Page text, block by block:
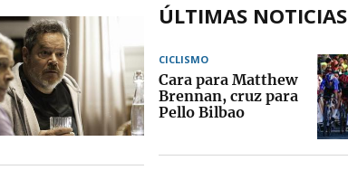
ÚLTIMAS NOTICIAS
CICLISMO
Cara para Matthew
Brennan, cruz para
Pello Bilbao